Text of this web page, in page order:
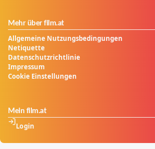
Mehr über film.at
Allgemeine Nutzungsbedingungen
Netiquette
Datenschutzrichtlinie
Impressum
Cookie Einstellungen
Mein film.at
Login